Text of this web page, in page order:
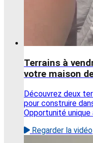
Terrains à
votre maison
Découvrez deux
pour construire
Opportunité unique
Regarder la vidéo